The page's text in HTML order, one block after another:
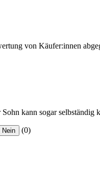
von Käufer:innen
kann sogar selbständig
Nein (0)